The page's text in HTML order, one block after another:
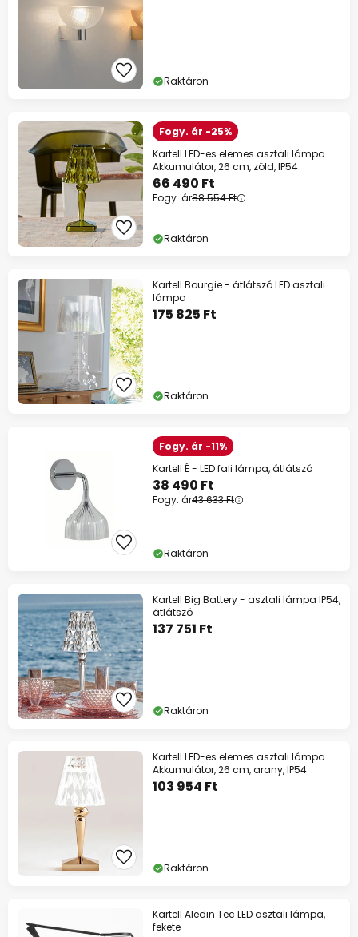
Raktáron
Fogy. ár -25%
Kartell LED-es elemes asztali lámpa
Akkumulátor, 26 cm, zöld, IP54
66 490 Ft
Fogy. ár88 554 Ft
Raktáron
Kartell Bourgie - átlátszó LED asztali
lámpa
175 825 Ft
Raktáron
Fogy. ár -11%
Kartell É - LED fali lámpa, átlátszó
38 490 Ft
Fogy. ár43 633 Ft
Raktáron
Kartell Big Battery - asztali lámpa IP54,
átlátszó
137 751 Ft
Raktáron
Kartell LED-es elemes asztali lámpa
Akkumulátor, 26 cm, arany, IP54
103 954 Ft
Raktáron
Kartell Aledin Tec LED asztali lámpa,
fekete